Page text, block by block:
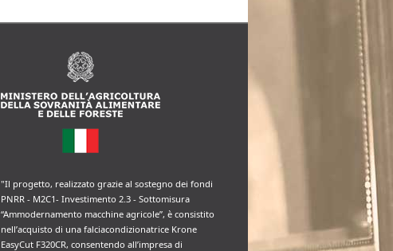
"Il progetto, realizzato grazie al sostegno dei fondi
PNRR - M2C1- Investimento 2.3 - Sottomisura
“Ammodernamento macchine agricole”, è consistito
nell’acquisto di una falciacondizionatrice Krone
EasyCut F320CR, consentendo all’impresa di